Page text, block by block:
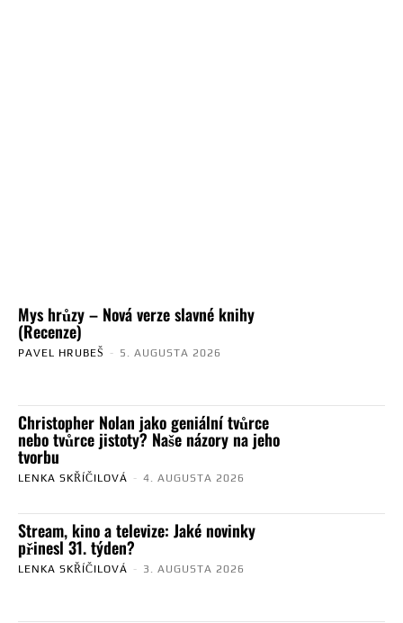
Mys hrůzy – Nová verze slavné knihy
(Recenze)
PAVEL HRUBEŠ - 5. AUGUSTA 2026
Christopher Nolan jako geniální tvůrce
nebo tvůrce jistoty? Naše názory na jeho
tvorbu
LENKA SKŘÍČILOVÁ - 4. AUGUSTA 2026
Stream, kino a televize: Jaké novinky
přinesl 31. týden?
LENKA SKŘÍČILOVÁ - 3. AUGUSTA 2026